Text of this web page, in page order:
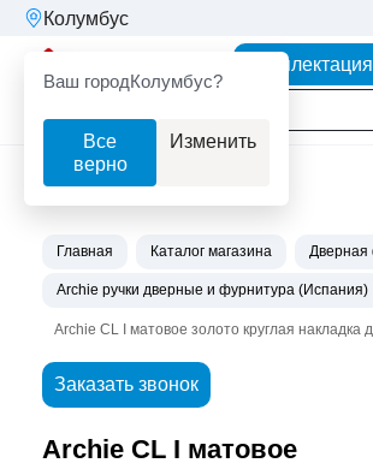
Колумбус
Ваш городКолумбус?
Все
верно
Изменить
Комплектация
Главная Каталог магазина Дверная
Archie ручки дверные и фурнитура (Испания)
Archie CL I матовое золото круглая накладка
Заказать звонок
Archie CL I матовое